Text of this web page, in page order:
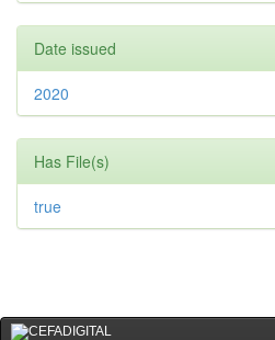
Date issued
2020
Has File(s)
true